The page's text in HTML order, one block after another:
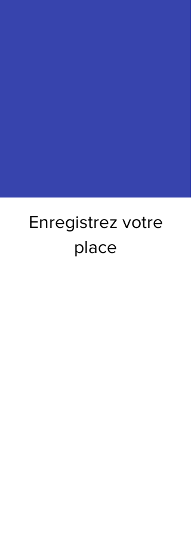
Enregistrez votre
place